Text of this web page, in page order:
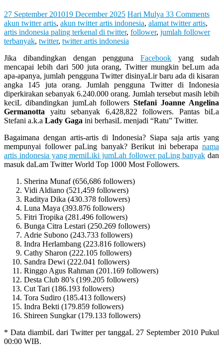
Right
Brain
Let
You
Feel
It
27 September 201019 December 2025 Hari Mulya 33 Comments
akun twitter artis, akun twitter artis indonesia, alamat twitter artis,
artis indonesia paling terkenal di twitter, follower, jumlah follower
terbanyak, twitter, twitter artis indonesia
Jika dibandingkan dengan penggunaFacebook yang sudah
mencapai lebih dari 500 juta orang, Twitter mungkin beLum ada
apa-apanya, jumlah pengguna Twitter disinyaLir baru ada di kisaran
angka 145 juta orang. Jumlah pengguna Twitter di Indonesia
diperkirakan sebanyak 6.240.000 orang. Jumlah tersebut masih lebih
keciL dibandingkan jumLah followersStefani Joanne Angelina
Germanotta yaitu sebanyak 6,428,822 followers. Pantas biLa
Stefani a.k.a Lady Gaga ini berhasiL menjadi “Ratu” Twitter.
Bagaimana dengan artis-artis di Indonesia? Siapa saja artis yang
mempunyai follower paLing banyak? Berikut ini beberapa nama
artis indonesia yang memiLiki jumLah follower paLing banyak dan
masuk daLam Twitter World Top 1000 Most Followers.
Sherina Munaf (656,686 followers)
Vidi Aldiano (521,459 followers)
Raditya Dika (430.378 followers)
Luna Maya (393.876 followers)
Fitri Tropika (281.496 followers)
Bunga Citra Lestari (250.269 followers)
Adrie Subono (243.733 followers)
Indra Herlambang (223.816 followers)
Cathy Sharon (222.105 followers)
Sandra Dewi (222.041 followers)
Ringgo Agus Rahman (201.169 followers)
Desta Club 80’s (199.205 followers)
Cut Tari (186.193 followers)
Tora Sudiro (185.413 followers)
Indra Bekti (179.859 followers)
Shireen Sungkar (179.133 followers)
* Data diambiL dari Twitter per tanggaL 27 September 2010 Pukul
00:00 WIB.